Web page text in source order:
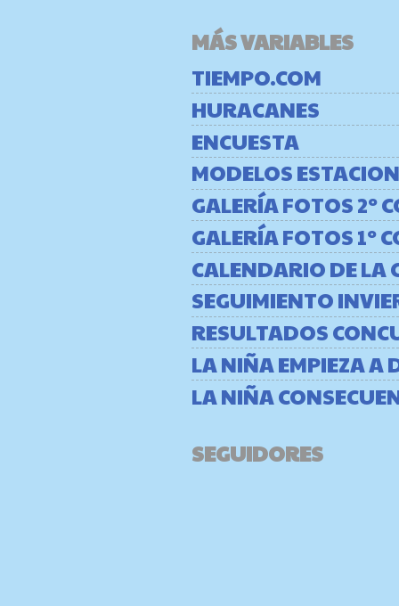
MÁS VARIABLES
TIEMPO.COM
HURACANES
ENCUESTA
MODELOS
GALERÍA FOTOS 2º
GALERÍA FOTOS 1º
CALENDARIO DE LA
SEGUIMIENTO
RESULTADOS
LA NIÑA EMPIEZA A
LA NIÑA
SEGUIDORES